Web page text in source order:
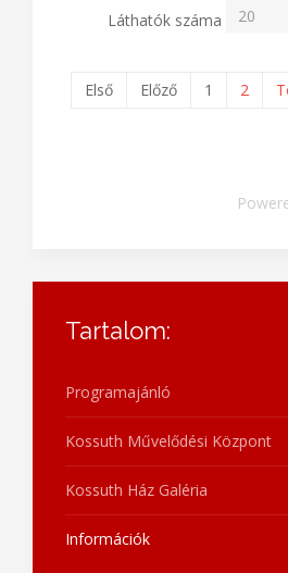
Láthatók száma
Első Előző 1 2
Tartalom:
Programajánló
Kossuth Művelődési Központ
Kossuth Ház Galéria
Információk